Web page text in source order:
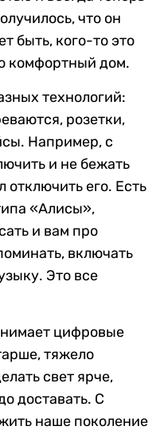
что он
быть, кого-то это
комфортный дом.
технологий:
розетки,
Например, с
и не бежать
отключить его. Есть
«Алисы»,
и вам про
включать
Это все
цифровые
тяжело
свет ярче,
доставать. С
наше поколение